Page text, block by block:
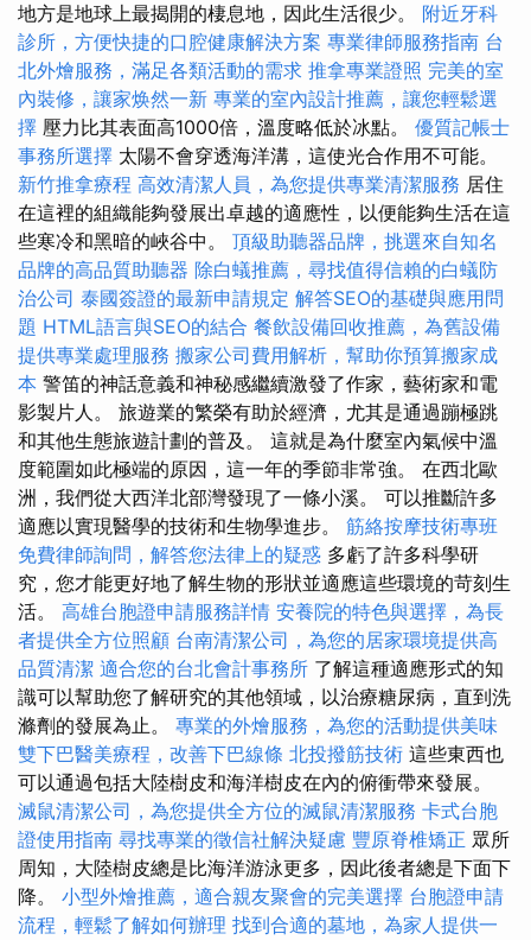
地方是地球上最揭開的棲息地，因此生活很少。 附近牙科
診所，方便快捷的口腔健康解決方案 專業律師服務指南 台
北外燴服務，滿足各類活動的需求 推拿專業證照 完美的室
內裝修，讓家焕然一新 專業的室內設計推薦，讓您輕鬆選
擇 壓力比其表面高1000倍，溫度略低於冰點。 優質記帳士
事務所選擇 太陽不會穿透海洋溝，這使光合作用不可能。
新竹推拿療程 高效清潔人員，為您提供專業清潔服務 居住
在這裡的組織能夠發展出卓越的適應性，以便能夠生活在這
些寒冷和黑暗的峽谷中。 頂級助聽器品牌，挑選來自知名
品牌的高品質助聽器 除白蟻推薦，尋找值得信賴的白蟻防
治公司 泰國簽證的最新申請規定 解答SEO的基礎與應用問
題 HTML語言與SEO的結合 餐飲設備回收推薦，為舊設備
提供專業處理服務 搬家公司費用解析，幫助你預算搬家成
本 警笛的神話意義和神秘感繼續激發了作家，藝術家和電
影製片人。 旅遊業的繁榮有助於經濟，尤其是通過蹦極跳
和其他生態旅遊計劃的普及。 這就是為什麼室內氣候中溫
度範圍如此極端的原因，這一年的季節非常強。 在西北歐
洲，我們從大西洋北部灣發現了一條小溪。 可以推斷許多
適應以實現醫學的技術和生物學進步。 筋絡按摩技術專班
免費律師詢問，解答您法律上的疑惑 多虧了許多科學研
究，您才能更好地了解生物的形狀並適應這些環境的苛刻生
活。 高雄台胞證申請服務詳情 安養院的特色與選擇，為長
者提供全方位照顧 台南清潔公司，為您的居家環境提供高
品質清潔 適合您的台北會計事務所 了解這種適應形式的知
識可以幫助您了解研究的其他領域，以治療糖尿病，直到洗
滌劑的發展為止。 專業的外燴服務，為您的活動提供美味
雙下巴醫美療程，改善下巴線條 北投撥筋技術 這些東西也
可以通過包括大陸樹皮和海洋樹皮在內的俯衝帶來發展。
滅鼠清潔公司，為您提供全方位的滅鼠清潔服務 卡式台胞
證使用指南 尋找專業的徵信社解決疑慮 豐原脊椎矯正 眾所
周知，大陸樹皮總是比海洋游泳更多，因此後者總是下面下
降。 小型外燴推薦，適合親友聚會的完美選擇 台胞證申請
流程，輕鬆了解如何辦理 找到合適的墓地，為家人提供一